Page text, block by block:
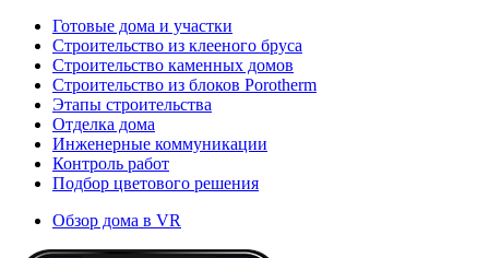
Готовые дома и участки
Строительство из клееного бруса
Строительство каменных домов
Строительство из блоков Porotherm
Этапы строительства
Отделка дома
Инженерные коммуникации
Контроль работ
Подбор цветового решения
Обзор дома в VR